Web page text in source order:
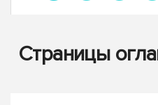
Страницы